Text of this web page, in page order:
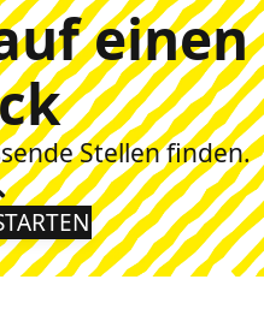
einen
Stellen finden.